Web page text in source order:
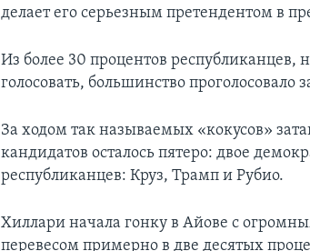
делает его серьезным претендентом в
Из более 30 процентов республиканцев,
голосовать, большинство проголосовало
За ходом так называемых «кокусов»
кандидатов осталось пятеро: двое
республиканцев: Круз, Трамп и Рубио.
Хиллари начала гонку в Айове с
перевесом примерно в две десятых